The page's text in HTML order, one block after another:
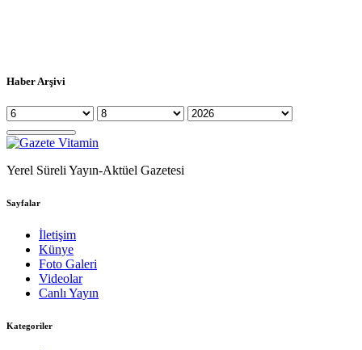
Haber Arşivi
Yerel Süreli Yayın-Aktüel Gazetesi
Sayfalar
İletişim
Künye
Foto Galeri
Videolar
Canlı Yayın
Kategoriler